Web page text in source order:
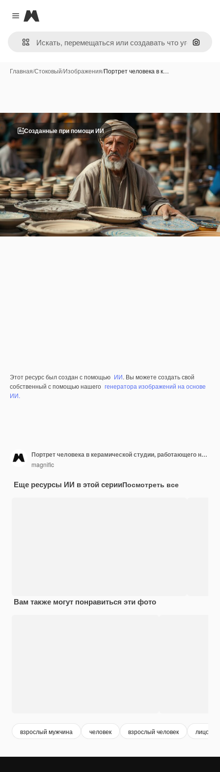
Close menu
Magnific
Поиск
Главная/Стоковый/Изображения/Портрет человека в к…
Созданные при помощи ИИ
Этот ресурс был создан с помощью ИИ. Вы можете создать свой
собственный с помощью нашего генератора изображений на основе
ИИ.
Портрет человека в керамической студии, работающего над каменной посудой
magnific
Еще ресурсы ИИ в этой серииПосмотреть все
Вам также могут понравиться эти фото
взрослый мужчина человек взрослый человек лицо